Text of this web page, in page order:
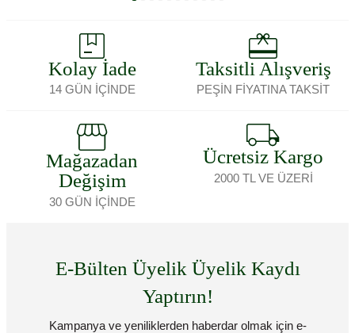
Kolay İade
14 GÜN İÇİNDE
Taksitli Alışveriş
PEŞİN FİYATINA TAKSİT
Mağazadan
Değişim
30 GÜN İÇİNDE
Ücretsiz Kargo
2000 TL VE ÜZERİ
E-Bülten Üyelik Üyelik Kaydı
Yaptırın!
Kampanya ve yeniliklerden haberdar olmak için e-